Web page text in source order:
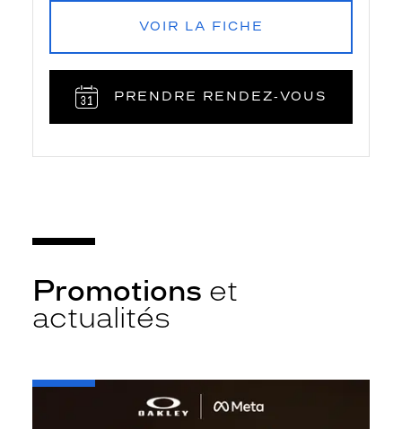
VOIR LA FICHE
PRENDRE RENDEZ‑VOUS
Promotions et
actualités
-